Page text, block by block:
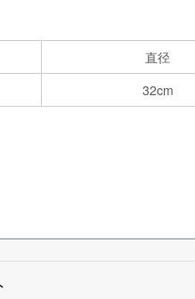
直径
32cm